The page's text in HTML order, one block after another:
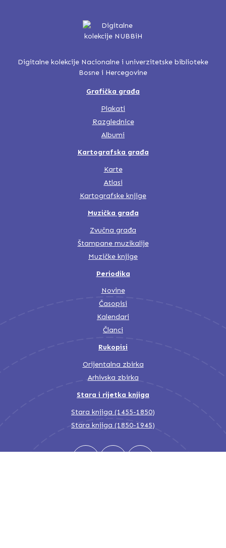
Digitalne kolekcije Nacionalne i univerzitetske biblioteke
Bosne i Hercegovine
Grafička građa
Plakati
Razglednice
Albumi
Kartografska građa
Karte
Atlasi
Kartografske knjige
Muzička građa
Zvučna građa
Štampane muzikalije
Muzičke knjige
Periodika
Novine
Časopisi
Kalendari
Članci
Rukopisi
Orijentalna zbirka
Arhivska zbirka
Stara i rijetka knjiga
Stara knjiga (1455-1850)
Stara knjiga (1850-1945)